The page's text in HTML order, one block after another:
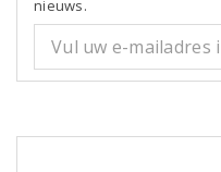
nieuws.